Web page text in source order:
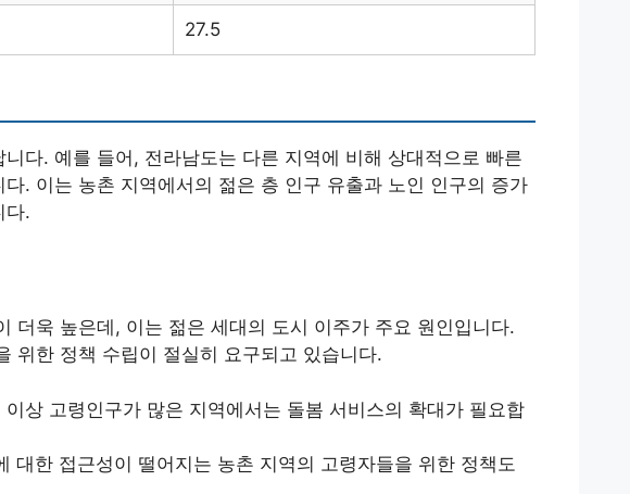
27.5
다. 예를 들어, 전라남도는 다른 지역에 비해 상대적으로 빠른
. 이는 농촌 지역에서의 젊은 층 인구 유출과 노인 인구의 증가
다.
더욱 높은데, 이는 젊은 세대의 도시 이주가 주요 원인입니다.
위한 정책 수립이 절실히 요구되고 있습니다.
이상 고령인구가 많은 지역에서는 돌봄 서비스의 확대가 필요합
대한 접근성이 떨어지는 농촌 지역의 고령자들을 위한 정책도